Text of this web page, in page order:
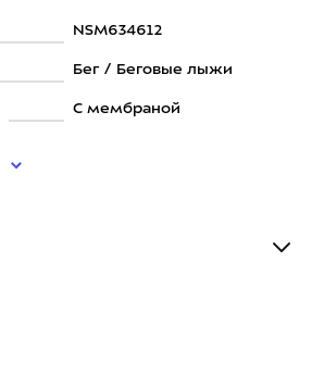
NSM634612
Бег / Беговые лыжи
С мембраной